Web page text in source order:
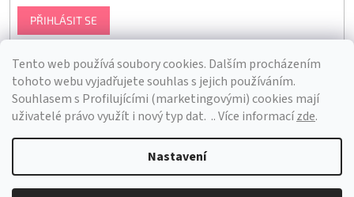
Tento web používá soubory cookies. Dalším procházením
tohoto webu vyjadřujete souhlas s jejich používáním.
Souhlasem s Profilujícími (marketingovými) cookies mají
uživatelé právo využít i nový typ dat. .. Více informacízde.
Nastavení
PŘIHLÁSIT SE
Vytvořil Shoptet